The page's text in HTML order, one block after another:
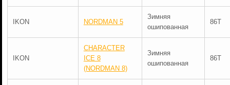
IKON NORDMAN 5
Зимняя
ошипованная
86T
IKON
CHARACTER
ICE 8
(NORDMAN 8)
Зимняя
ошипованная
86T